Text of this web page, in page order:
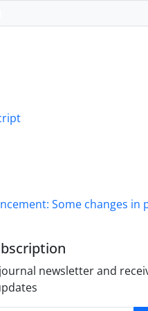
نسبت به شرایط
Some changes in
newsletter and